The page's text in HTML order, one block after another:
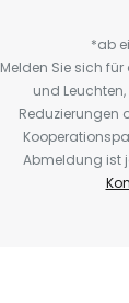
*ab
Melden Sie sich
und
Reduzierungen
Abmeldung ist